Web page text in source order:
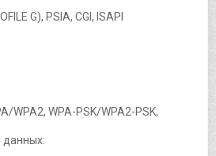
G), PSIA, CGI, ISAPI
WPA2, WPA-PSK/WPA2-PSK,
данных: